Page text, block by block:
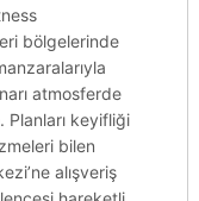
bölgelerinde
atmosferde
keyifliği
bilen
alışveriş